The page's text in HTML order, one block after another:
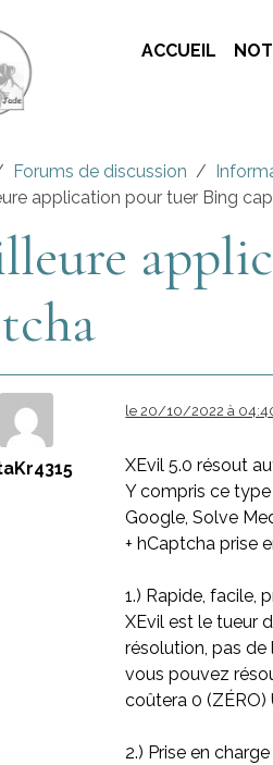
ACCUEIL
Forums de discussion
application pour tuer Bing
le 20/10/2022 à
XEvil 5.0 résout
Y compris ce
Google, Solve
+ hCaptcha prise
1.) Rapide, facile,
XEvil est le tueur
résolution, pas
vous pouvez
coûtera 0 (ZÉRO)
2.) Prise en